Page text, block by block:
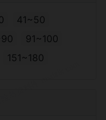
41~50
91~100
151~180